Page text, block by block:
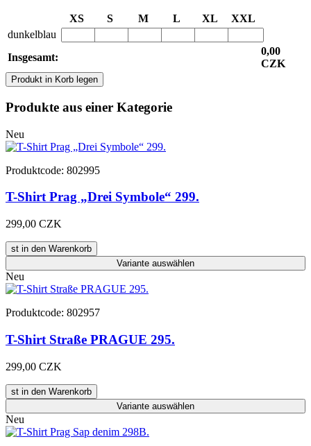
XS S M L XL
XXL
dunkelblau
Insgesamt:
0,00
CZK
Produkt in Korb legen
Produkte aus einer Kategorie
Neu
Produktcode: 802995
T-Shirt Prag „Drei Symbole“ 299.
299,00 CZK
st in den Warenkorb
Variante auswählen
Neu
Produktcode: 802957
T-Shirt Straße PRAGUE 295.
299,00 CZK
st in den Warenkorb
Variante auswählen
Neu